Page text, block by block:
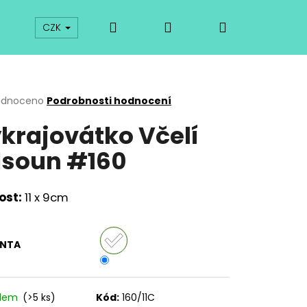
Kurzy Odkazy O vykrajovátkách
CZK Přihlášení
Podrobnosti hodnocení
Včelí
#160
11 x 9cm
(>5 ks) Kód: 160/11C